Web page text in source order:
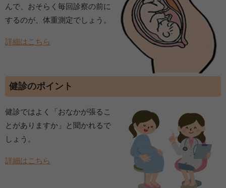
んで、おそらく毎回診察の前に
するのが、体重測定でしょう。
詳細はこちら
健診のポイント
健診ではよく「おなかが張るこ
とがありますか」と聞かれるで
しょう。
詳細はこちら